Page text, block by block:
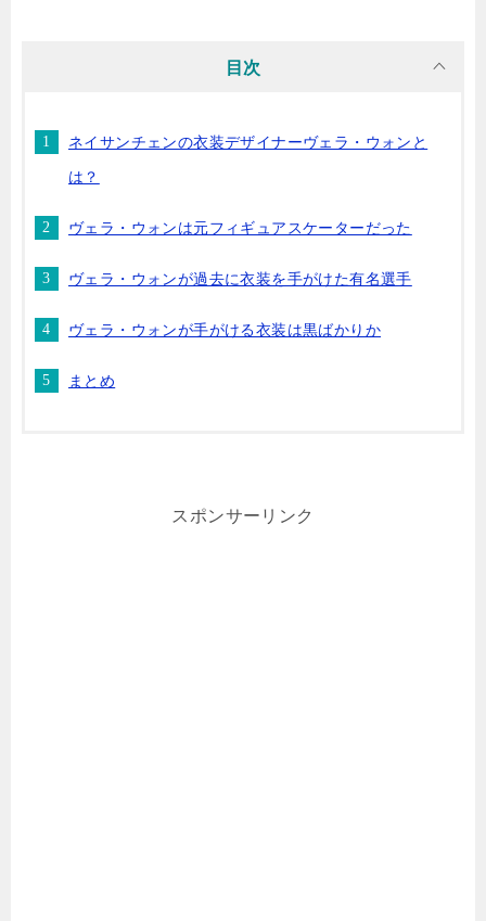
目次
ネイサンチェンの衣装デザイナーヴェラ・ウォンと
は？
ヴェラ・ウォンは元フィギュアスケーターだった
ヴェラ・ウォンが過去に衣装を手がけた有名選手
ヴェラ・ウォンが手がける衣装は黒ばかりか
まとめ
スポンサーリンク